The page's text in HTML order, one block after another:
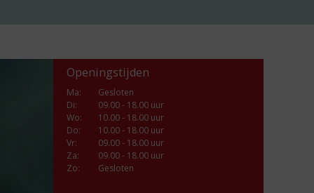
Openingstijden
Ma:
Gesloten
Di:
09.00 - 18.00 uur
Wo:
10.00 - 18.00 uur
Do:
10.00 - 18.00 uur
Vr:
09.00 - 18.00 uur
Za:
09.00 - 18.00 uur
Zo:
Gesloten